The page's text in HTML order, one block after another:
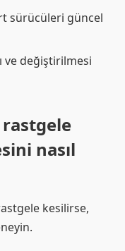
sürücüleri güncel
ve değiştirilmesi
nasıl
kesilirse,